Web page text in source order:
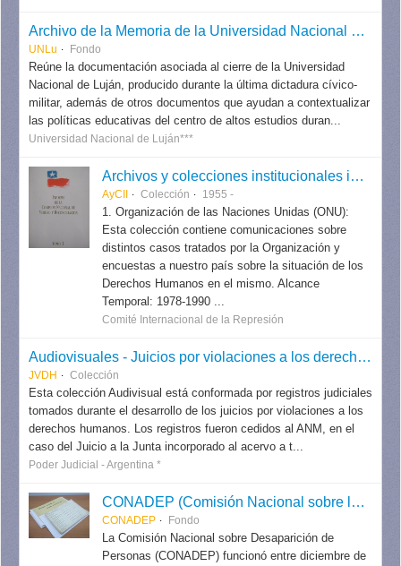
Archivo de la Memoria de la Universidad Nacional de Luján (UNLu)
UNLu Fondo
Reúne la documentación asociada al cierre de la Universidad
Nacional de Luján, producido durante la última dictadura cívico-
militar, además de otros documentos que ayudan a contextualizar
las políticas educativas del centro de altos estudios duran...
Universidad Nacional de Luján***
Archivos y colecciones institucionales internacionales
AyCII Colección 1955 -
1. Organización de las Naciones Unidas (ONU):
Esta colección contiene comunicaciones sobre
distintos casos tratados por la Organización y
encuestas a nuestro país sobre la situación de los
Derechos Humanos en el mismo. Alcance
Temporal: 1978-1990 ...
Comité Internacional de la Represión
Audiovisuales - Juicios por violaciones a los derechos humanos
JVDH Colección
Esta colección Audivisual está conformada por registros judiciales
tomados durante el desarrollo de los juicios por violaciones a los
derechos humanos. Los registros fueron cedidos al ANM, en el
caso del Juicio a la Junta incorporado al acervo a t...
Poder Judicial - Argentina *
CONADEP (Comisión Nacional sobre la Desaparición de Personas)
CONADEP Fondo
La Comisión Nacional sobre Desaparición de
Personas (CONADEP) funcionó entre diciembre de